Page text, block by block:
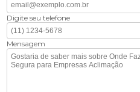
Digite seu telefone
Mensagem